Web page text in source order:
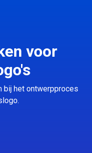
voor
bij het ontwerpproces